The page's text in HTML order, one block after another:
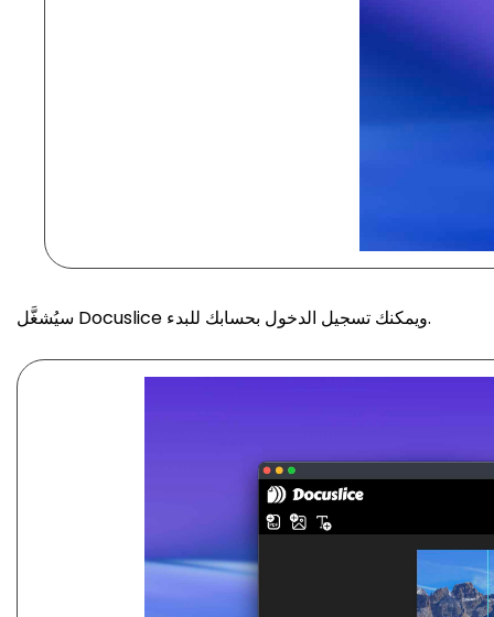
سيُشغَّل Docuslice ويمكنك تسجيل الدخول بحسابك للبدء.